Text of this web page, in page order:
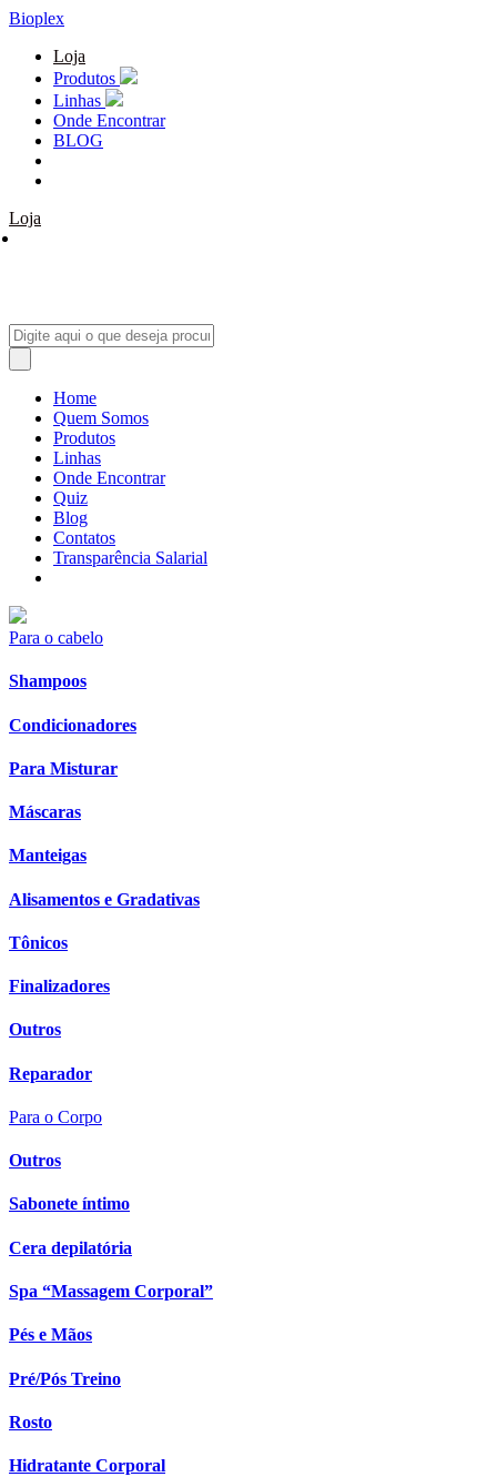
Bioplex
Loja
Produtos
Linhas
Onde Encontrar
BLOG
Loja
Home
Quem Somos
Produtos
Linhas
Onde Encontrar
Quiz
Blog
Contatos
Transparência Salarial
Para o cabelo
Shampoos
Condicionadores
Para Misturar
Máscaras
Manteigas
Alisamentos e Gradativas
Tônicos
Finalizadores
Outros
Reparador
Para o Corpo
Outros
Sabonete íntimo
Cera depilatória
Spa “Massagem Corporal”
Pés e Mãos
Pré/Pós Treino
Rosto
Hidratante Corporal